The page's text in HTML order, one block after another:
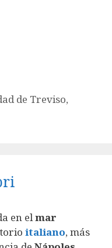
de Treviso,
en el mar
italiano, más